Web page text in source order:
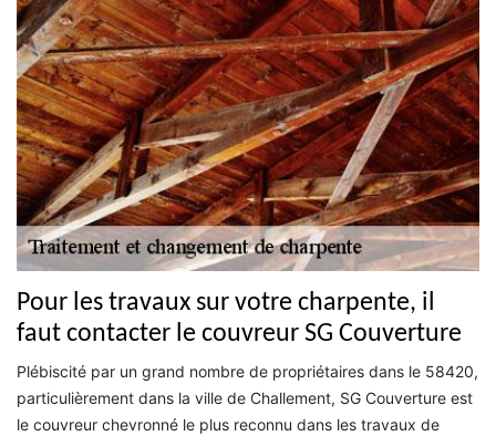
Pour les travaux sur votre charpente, il
faut contacter le couvreur SG Couverture
Plébiscité par un grand nombre de propriétaires dans le 58420,
particulièrement dans la ville de Challement, SG Couverture est
le couvreur chevronné le plus reconnu dans les travaux de